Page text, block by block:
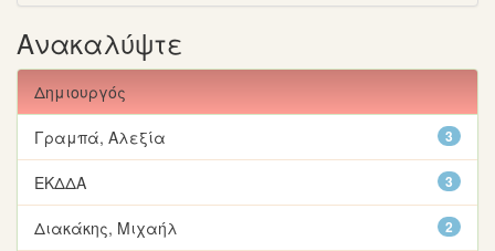
Ανακαλύψτε
Δημιουργός
3
Γραμπά, Αλεξία
3
ΕΚΔΔΑ
2
Διακάκης, Μιχαήλ